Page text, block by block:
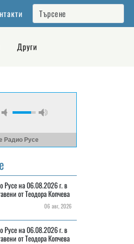
Други
Радио Русе
Русе на 06.08.2026 г. в
от Теодора Копчева
06 авг, 2026
Русе на 06.08.2026 г. в
от Теодора Копчева